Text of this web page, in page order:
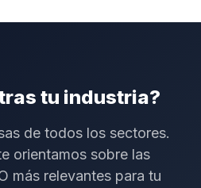
tu industria?
de todos los sectores.
orientamos sobre las
más relevantes para tu